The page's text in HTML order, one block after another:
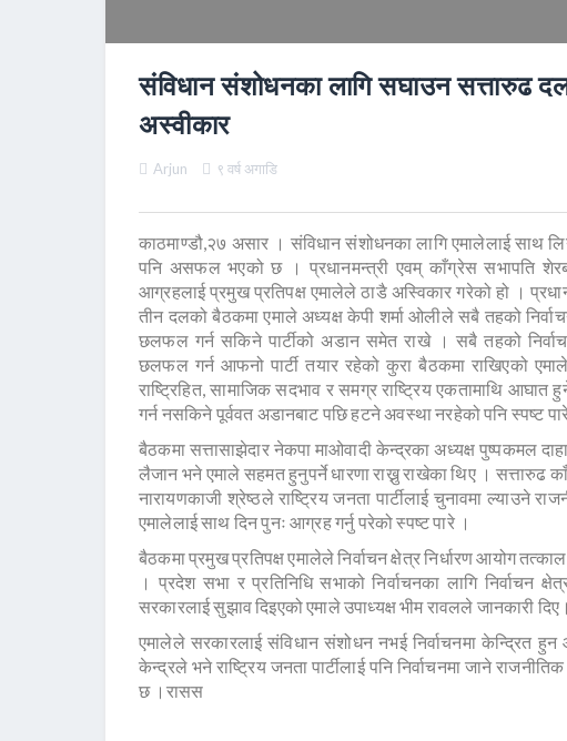
संविधान संशोधनका लागि सघाउन सत्तारुढ
अस्वीकार
Arjun ९ वर्ष अगाडि
काठमाण्डौ,२७ असार । संविधान संशोधनका लागि एमालेलाई साथ
पनि असफल भएको छ । प्रधानमन्त्री एवम् काँग्रेस सभापति
आग्रहलाई प्रमुख प्रतिपक्ष एमालेले ठाडै अस्विकार गरेको हो ।
तीन दलको बैठकमा एमाले अध्यक्ष केपी शर्मा ओलीले सबै तहको
छलफल गर्न सकिने पार्टीको अडान समेत राखे । सबै तहको
छलफल गर्न आफनो पार्टी तयार रहेको कुरा बैठकमा राखिएको
राष्ट्रिहित, सामाजिक सदभाव र समग्र राष्ट्रिय एकतामाथि आघात
गर्न नसकिने पूर्ववत अडानबाट पछि हटने अवस्था नरहेको पनि स्पष्ट
बैठकमा सत्तासाझेदार नेकपा माओवादी केन्द्रका अध्यक्ष पुष्पकमल
लैजान भने एमाले सहमत हुनुपर्ने धारणा राख्नु राखेका थिए । सत्तारुढ
नारायणकाजी श्रेष्ठले राष्ट्रिय जनता पार्टीलाई चुनावमा ल्याउने
एमालेलाई साथ दिन पुनः आग्रह गर्नु परेको स्पष्ट पारे ।
बैठकमा प्रमुख प्रतिपक्ष एमालेले निर्वाचन क्षेत्र निर्धारण आयोग
। प्रदेश सभा र प्रतिनिधि सभाको निर्वाचनका लागि निर्वाचन
सरकारलाई सुझाव दिइएको एमाले उपाध्यक्ष भीम रावलले जानकारी दिए।
एमालेले सरकारलाई संविधान संशोधन नभई निर्वाचनमा केन्द्रित
केन्द्रले भने राष्ट्रिय जनता पार्टीलाई पनि निर्वाचनमा जाने
छ ।रासस